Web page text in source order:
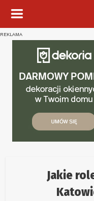
REKLAMA
Jakie